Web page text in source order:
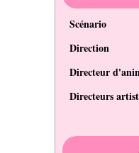
Scénario
Direction
Directeur
Directeurs